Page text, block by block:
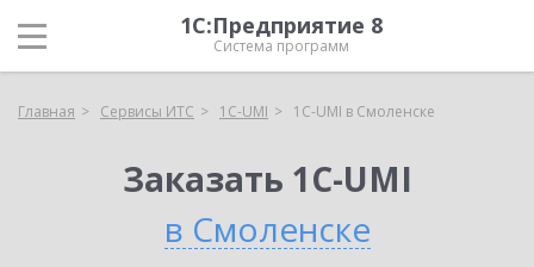
1С:Предприятие 8
Система программ
Главная Сервисы ИТС 1C-UMI 1C-UMI в Смоленске
Заказать 1C-UMI
в Смоленске